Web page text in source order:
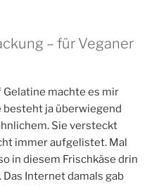
– für Veganer
machte es mir
besteht ja überwiegend
Sie versteckt
immer aufgelistet. Mal
in diesem Frischkäse drin
Internet damals gab